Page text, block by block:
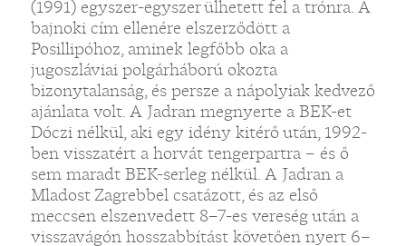
(1991) egyszer-egyszer ülhetett fel a trónra. A
bajnoki cím ellenére elszerződött a
Posillipóhoz, aminek legfőbb oka a
jugoszláviai polgárháború okozta
bizonytalanság, és persze a nápolyiak kedvező
ajánlata volt. A Jadran megnyerte a BEK-et
Dóczi nélkül, aki egy idény kitérő után, 1992-
ben visszatért a horvát tengerpartra – és ő
sem maradt BEK-serleg nélkül. A Jadran a
Mladost Zagrebbel csatázott, és az első
meccsen elszenvedett 8–7-es vereség után a
visszavágón hosszabbítást követően nyert 6–